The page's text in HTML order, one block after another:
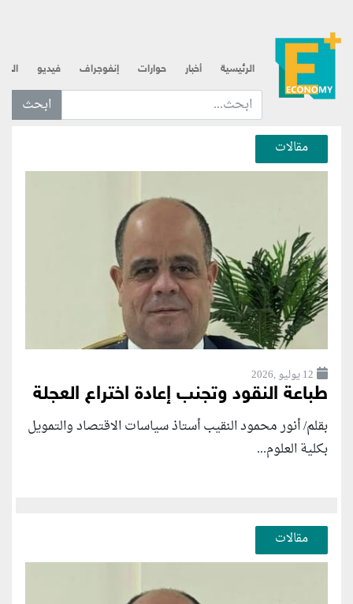
الرئيسية أخبار حوارات إنفوجراف فيديو
ابحث عن... :
مقالات
12 يوليو ,2026
طباعة النقود وتجنب إعادة اختراع العجلة
بقلم/ أنور محمود النقيب أستاذ سياسات الاقتصاد والتمويل
بكلية العلوم...
مقالات